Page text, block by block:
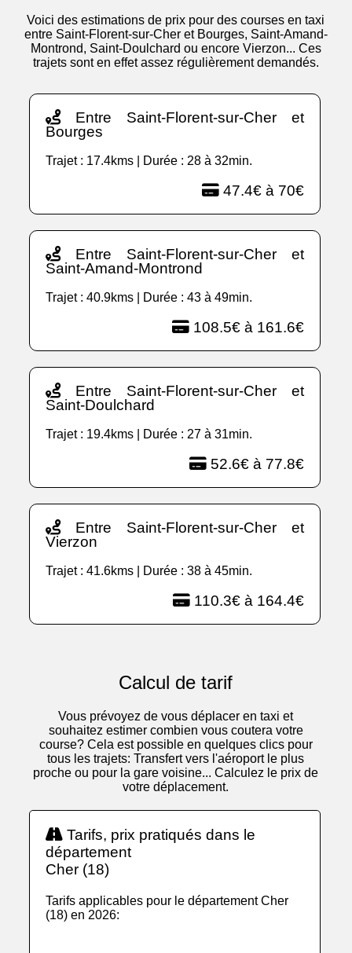
Voici des estimations de prix pour des courses en taxi
entre Saint-Florent-sur-Cher et Bourges, Saint-Amand-
Montrond, Saint-Doulchard ou encore Vierzon... Ces
trajets sont en effet assez régulièrement demandés.
Entre Saint-Florent-sur-Cher et
Bourges
Trajet : 17.4kms | Durée : 28 à 32min.
47.4€ à 70€
Entre Saint-Florent-sur-Cher et
Saint-Amand-Montrond
Trajet : 40.9kms | Durée : 43 à 49min.
108.5€ à 161.6€
Entre Saint-Florent-sur-Cher et
Saint-Doulchard
Trajet : 19.4kms | Durée : 27 à 31min.
52.6€ à 77.8€
Entre Saint-Florent-sur-Cher et
Vierzon
Trajet : 41.6kms | Durée : 38 à 45min.
110.3€ à 164.4€
Calcul de tarif
Vous prévoyez de vous déplacer en taxi et
souhaitez estimer combien vous coutera votre
course? Cela est possible en quelques clics pour
tous les trajets: Transfert vers l'aéroport le plus
proche ou pour la gare voisine... Calculez le prix de
votre déplacement.
Tarifs, prix pratiqués dans le
département
Cher (18)
Tarifs applicables pour le département Cher
(18) en 2026: